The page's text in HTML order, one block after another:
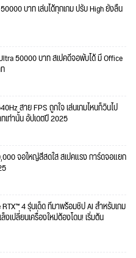
บาท เล่นได้ทุกเกม ปรับ High ยังลื่น
50000 บาท สเปคดีจอพับได้ มี Office
สาย FPS ถูกใจ เล่นเกมไหนก็วินไป
เท่านั้น อัปเดตปี 2025
จอใหญ่สีสดใส สเปคแรง การ์ดจอแยก
4 รุ่นเด็ด ที่มาพร้อมชิป AI สำหรับเกม
ล็งเปลี่ยนเครื่องใหม่ต้องโดน! เริ่มต้น